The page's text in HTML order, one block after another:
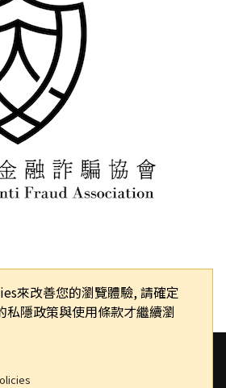
來改善您的瀏覽體驗, 請確定
私隱政策與使用條款才繼續瀏